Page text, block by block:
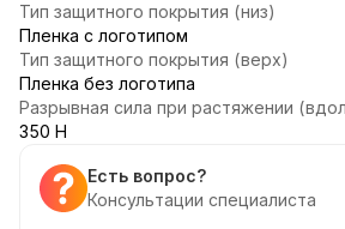
Тип защитного покрытия (низ)
Пленка с логотипом
Тип защитного покрытия (верх)
Пленка без логотипа
Разрывная сила при растяжении
350 Н
Есть вопрос?
Консультации специалиста